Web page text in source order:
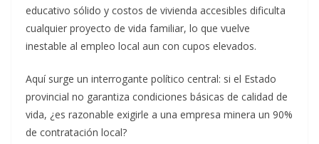
educativo sólido y costos de vivienda accesibles dificulta
cualquier proyecto de vida familiar, lo que vuelve
inestable al empleo local aun con cupos elevados.
Aquí surge un interrogante político central: si el Estado
provincial no garantiza condiciones básicas de calidad de
vida, ¿es razonable exigirle a una empresa minera un 90%
de contratación local?